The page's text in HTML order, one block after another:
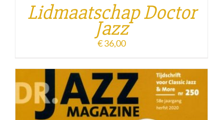
Lidmaatschap Doctor
Jazz
€36,00